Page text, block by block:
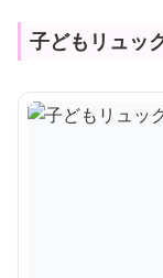
子どもリュッ